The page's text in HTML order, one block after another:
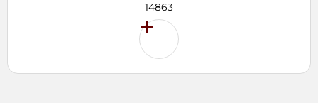
14863